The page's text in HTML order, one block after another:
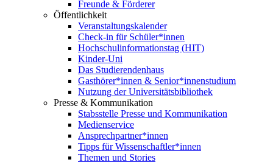
Freunde & Förderer
Öffentlichkeit
Veranstaltungskalender
Check-in für Schüler*innen
Hochschulinformationstag (HIT)
Kinder-Uni
Das Studierendenhaus
Gasthörer*innen & Senior*innenstudium
Nutzung der Universitätsbibliothek
Presse & Kommunikation
Stabsstelle Presse und Kommunikation
Medienservice
Ansprechpartner*innen
Tipps für Wissenschaftler*innen
Themen und Stories